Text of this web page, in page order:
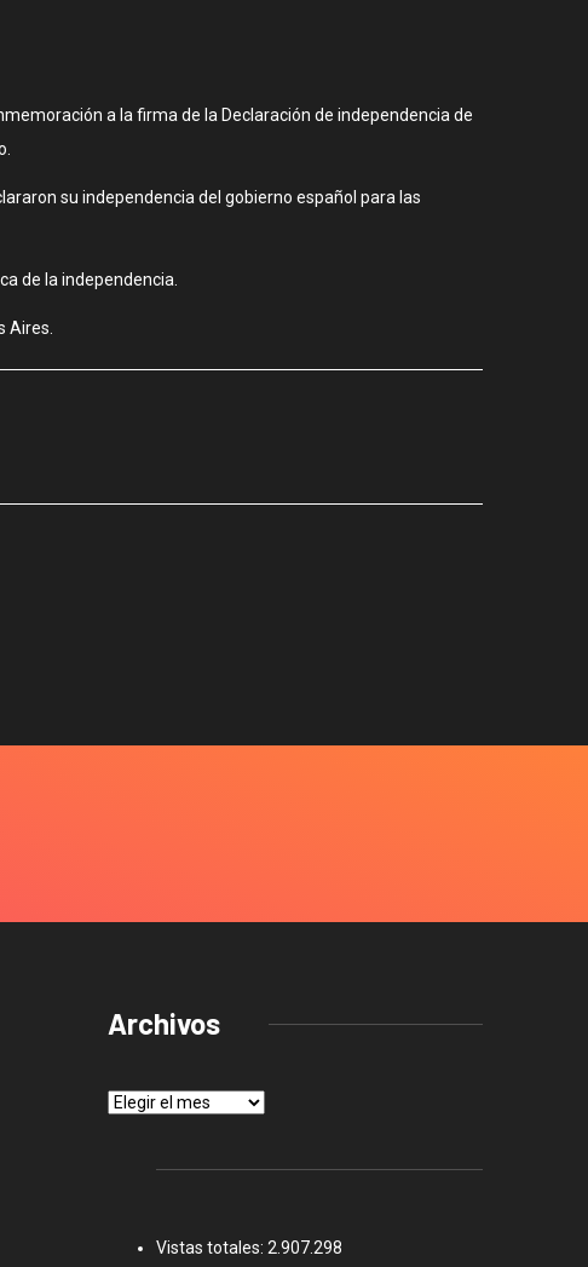
a la firma de la Declaración de independencia de
su independencia del gobierno español para las
de la independencia.
Aires.
Archivos
Archivos
Vistas totales: 2.907.298